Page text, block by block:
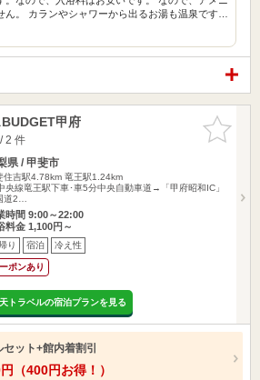
ん。 カランやシャワーから出るお湯も温泉です…
お気に入
りに追加
甲府
2 件
県 / 甲斐市
住吉駅4.78km 竜王駅1.24km
央線竜王駅下車･車5分中央自動車道→「甲府昭和IC」
道2…
時間 9:00～22:00
料金 1,100円～
り 宿泊 冷え性
ポンあり
トラベルの宿泊プランを見る
ット+館内着割引
（400円お得！）